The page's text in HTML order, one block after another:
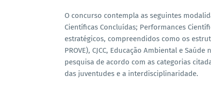
O concurso contempla as seguintes
Científicas Concluídas; Performances
estratégicos, compreendidos como os
PROVE), CJCC, Educação Ambiental e
pesquisa de acordo com as categorias
das juventudes e a interdisciplinaridade.